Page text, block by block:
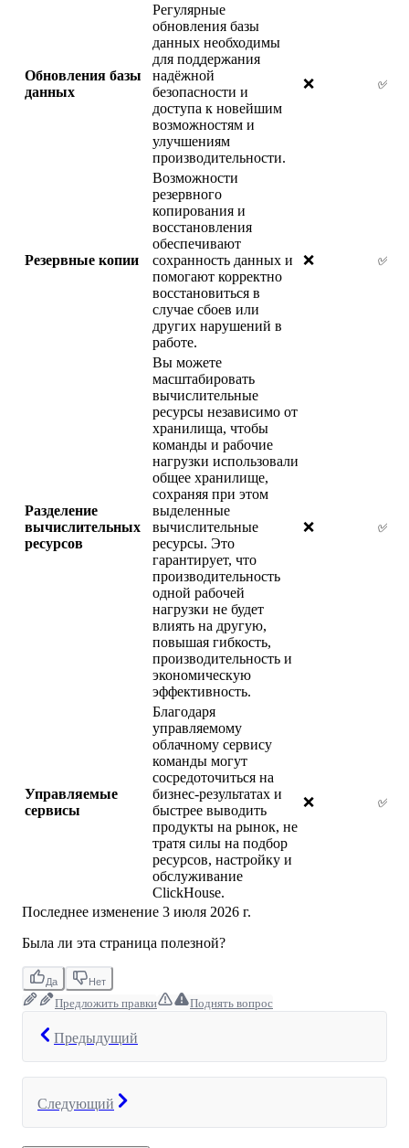
Обновления базы
данных
Регулярные
обновления базы
данных необходимы
для поддержания
надёжной
безопасности и
доступа к новейшим
возможностям и
улучшениям
производительности.
❌ ✅
Резервные копии
Возможности
резервного
копирования и
восстановления
обеспечивают
сохранность данных и
помогают корректно
восстановиться в
случае сбоев или
других нарушений в
работе.
❌ ✅
Разделение
вычислительных
ресурсов
Вы можете
масштабировать
вычислительные
ресурсы независимо от
хранилища, чтобы
команды и рабочие
нагрузки использовали
общее хранилище,
сохраняя при этом
выделенные
вычислительные
ресурсы. Это
гарантирует, что
производительность
одной рабочей
нагрузки не будет
влиять на другую,
повышая гибкость,
производительность и
экономическую
эффективность.
❌ ✅
Управляемые
сервисы
Благодаря
управляемому
облачному сервису
команды могут
сосредоточиться на
бизнес-результатах и
быстрее выводить
продукты на рынок, не
тратя силы на подбор
ресурсов, настройку и
обслуживание
ClickHouse.
❌ ✅
Последнее изменение 3 июля 2026 г.
Была ли эта страница полезной?
Да Нет
Предложить правки Поднять вопрос
Предыдущий
Следующий